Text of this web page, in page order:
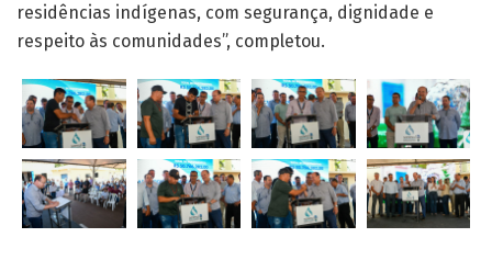
residências indígenas, com segurança, dignidade e
respeito às comunidades”, completou.